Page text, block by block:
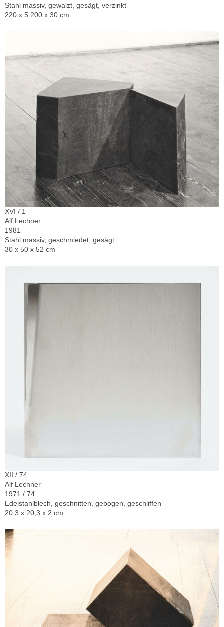
Stahl massiv, gewalzt, gesägt, verzinkt
220 x 5.200 x 30 cm
XVI / 1
Alf Lechner
1981
Stahl massiv, geschmiedet, gesägt
30 x 50 x 52 cm
XII / 74
Alf Lechner
1971 / 74
Edelstahlblech, geschnitten, gebogen, geschliffen
20,3 x 20,3 x 2 cm